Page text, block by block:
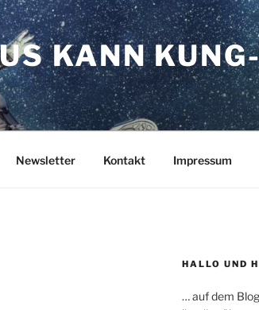
KANN
Newsletter Kontakt Impressum
HALLO UND
… auf dem